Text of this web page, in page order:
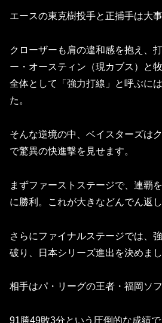
エースの東克樹投手と正捕手は大
クローザーも肩の違和感を抱え、
ー・オースティン（現カブス）と
全体として「強力打線」と呼ぶに
た。
そんな逆境の中、ベイスターズは
で驚異の快進撃を見せます。
まずファーストステージで、連覇
に勝利。これが大きなどんでん返し
さらにファイナルステージでは、
破り、日本シリーズ進出を決めまし
相手はパ・リーグの王者・福岡ソ
91勝49敗3分という圧倒的な成績